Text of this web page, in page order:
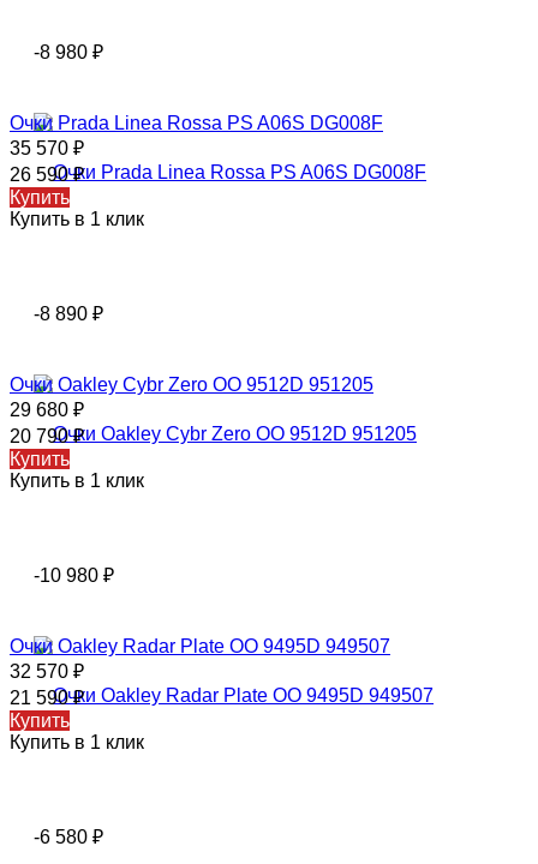
-8 980 ₽
Очки Prada Linea Rossa PS A06S DG008F
35 570 ₽
26 590₽
Купить
Купить в 1 клик
-8 890 ₽
Очки Оаkley Cybr Zero OO 9512D 951205
29 680 ₽
20 790₽
Купить
Купить в 1 клик
-10 980 ₽
Очки Oakley Radar Plate OO 9495D 949507
32 570 ₽
21 590₽
Купить
Купить в 1 клик
-6 580 ₽